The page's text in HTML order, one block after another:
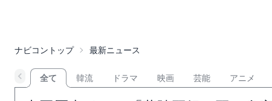
ナビコントップ 最新ニュース
全て 韓流 ドラマ 映画 芸能 アニメ